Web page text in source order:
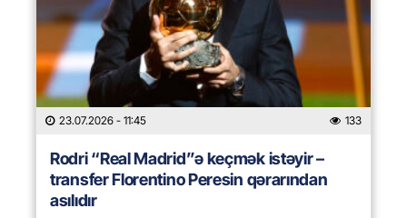
23.07.2026 - 11:45 133
Rodri “Real Madrid”ə keçmək istəyir –
transfer Florentino Peresin qərarından
asılıdır